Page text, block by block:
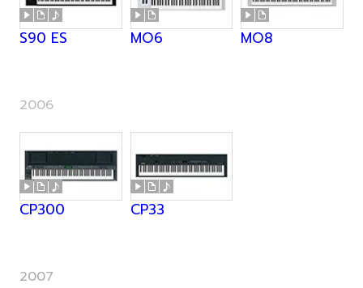
S90 ES MO6 MO8
2006
CP300 CP33
2007